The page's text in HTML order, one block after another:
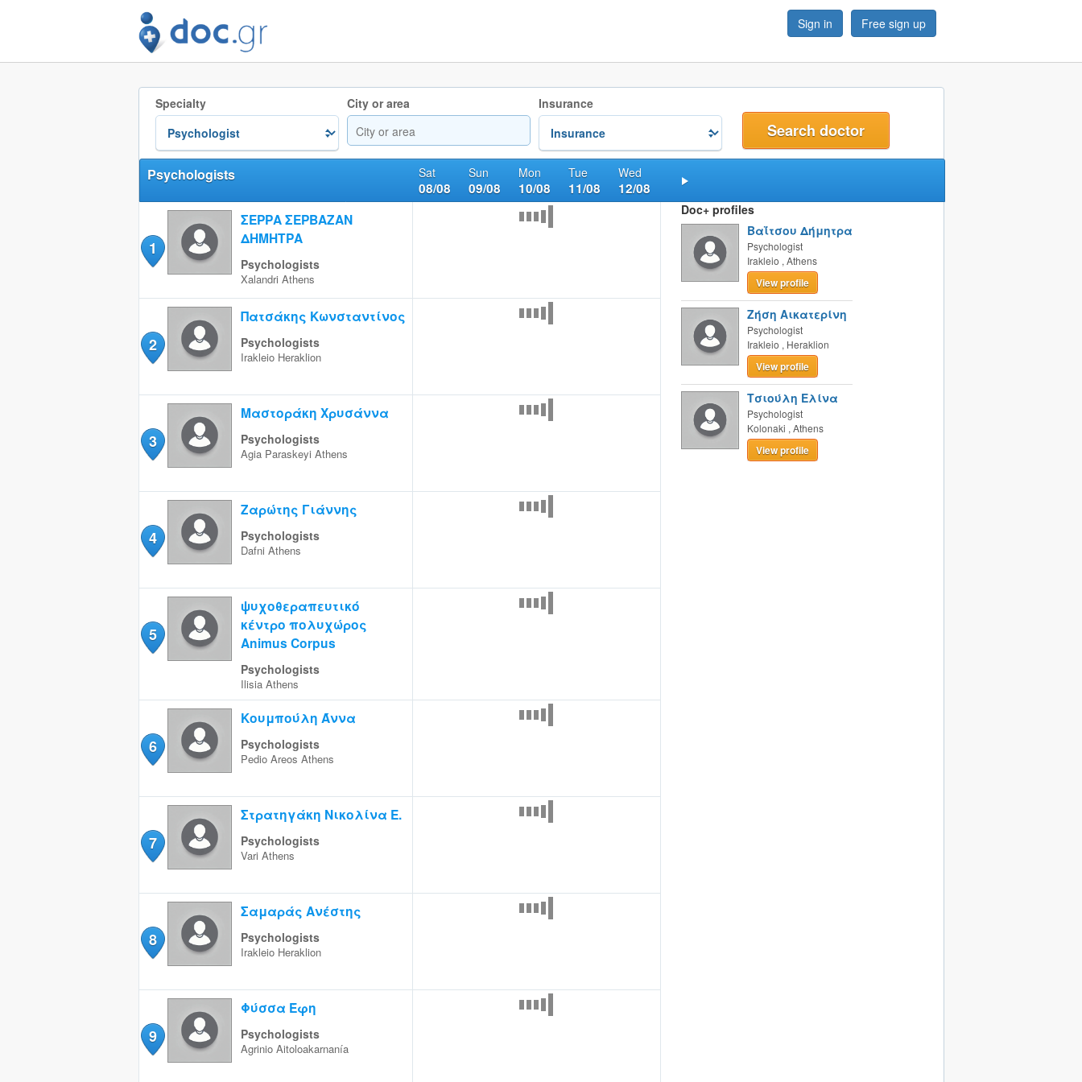
Sign in Free sign up
Specialty City or area Insurance
Sat
08/08
Sun
09/08
Mon
10/08
Tue
11/08
Wed
12/08
Psychologists
1
ΣΕΡΡΑ ΣΕΡΒΑΖΑΝ
ΔΗΜΗΤΡΑ
Psychologists
Xalandri Athens
2
Πατσάκης Κωνσταντίνος
Psychologists
Irakleio Heraklion
3
Μαστοράκη Χρυσάννα
Psychologists
Agia Paraskeyi Athens
4
Ζαρώτης Γιάννης
Psychologists
Dafni Athens
5
ψυχοθεραπευτικό
κέντρο πολυχώρος
Animus Corpus
Psychologists
Ilisia Athens
6
Κουμπούλη Άννα
Psychologists
Pedio Areos Athens
7
Στρατηγάκη Νικολίνα Ε.
Psychologists
Vari Athens
8
Σαμαράς Ανέστης
Psychologists
Irakleio Heraklion
9
Φύσσα Έφη
Psychologists
Agrinio Aitoloakarnanía
Doc+ profiles
Βαΐτσου Δήμητρα
Psychologist
Irakleio , Athens
View profile
Ζήση Αικατερίνη
Psychologist
Irakleio , Heraklion
View profile
Τσιούλη Ελίνα
Psychologist
Kolonaki , Athens
View profile